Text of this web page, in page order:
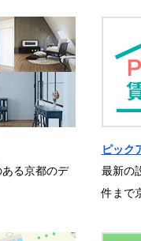
る京都のデ
ピック
最新の
件まで